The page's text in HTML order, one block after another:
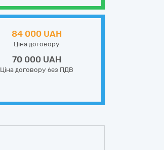
84 000 UAH
Ціна договору
70 000 UAH
Ціна договору без ПДВ